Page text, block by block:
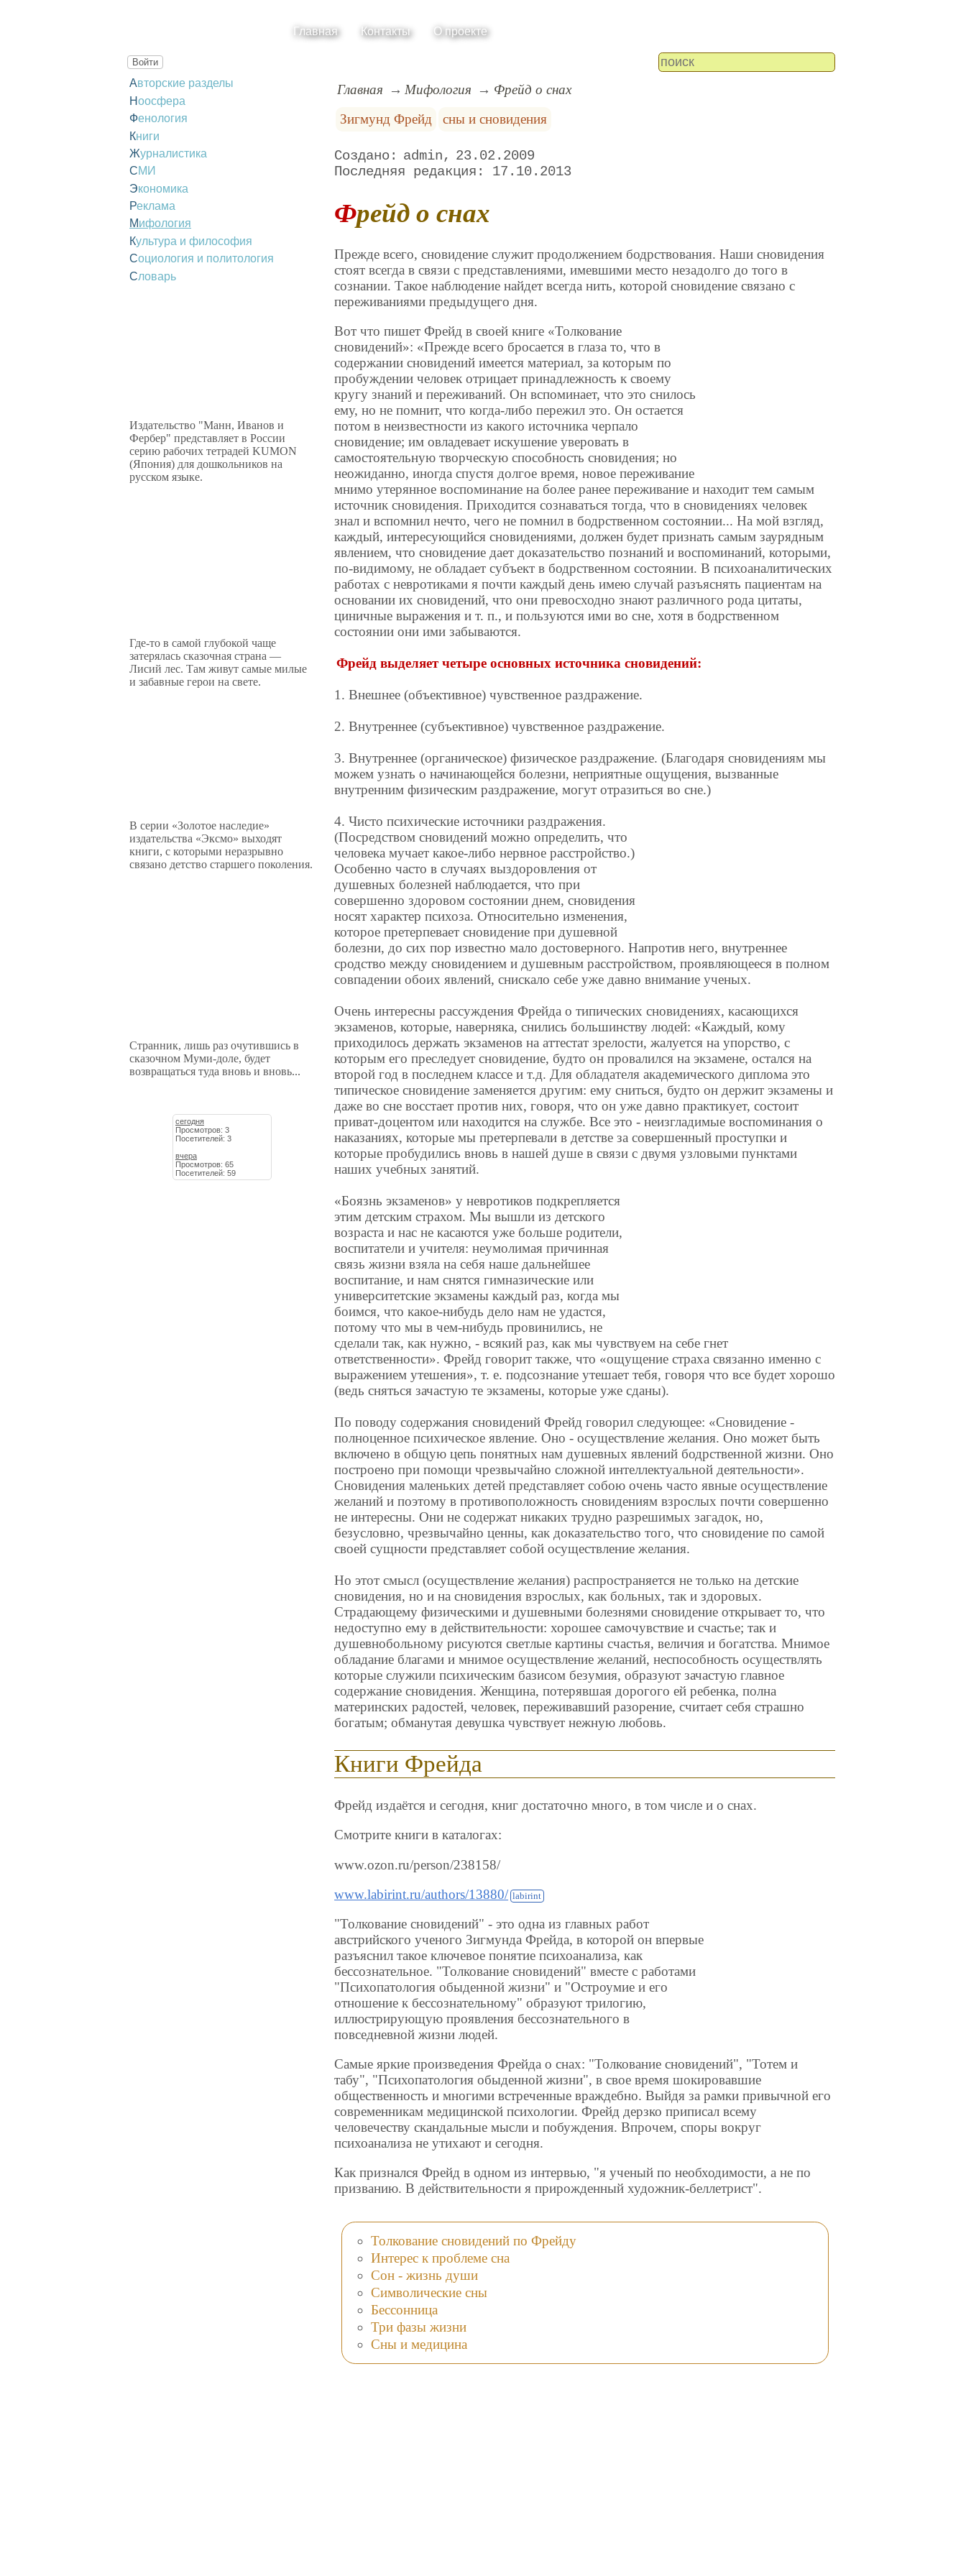
Главная Контакты О проекте
Войти
Авторские разделы
Ноосфера
Фенология
Книги
Журналистика
СМИ
Экономика
Реклама
Мифология
Культура и философия
Социология и политология
Словарь
Издательство "Манн, Иванов и
Фербер" представляет в России
серию рабочих тетрадей KUMON
(Япония) для дошкольников на
русском языке.
Где-то в самой глубокой чаще
затерялась сказочная страна —
Лисий лес. Там живут самые милые
и забавные герои на свете.
В серии «Золотое наследие»
издательства «Эксмо» выходят
книги, с которыми неразрывно
связано детство старшего поколения.
Странник, лишь раз очутившись в
сказочном Муми-доле, будет
возвращаться туда вновь и вновь...
сегодня
Просмотров: 3
Посетителей: 3
вчера
Просмотров: 65
Посетителей: 59
Главная Мифология
Фрейд о снах
Зигмунд Фрейд
сны и сновидения
admin
23.02.2009
17.10.2013
Фрейд о снах
Прежде всего, сновидение служит продолжением бодрствования. Наши сновидения
стоят всегда в связи с представлениями, имевшими место незадолго до того в
сознании. Такое наблюдение найдет всегда нить, которой сновидение связано с
переживаниями предыдущего дня.
Вот что пишет Фрейд в своей книге «Толкование
сновидений»: «Прежде всего бросается в глаза то, что в
содержании сновидений имеется материал, за которым по
пробуждении человек отрицает принадлежность к своему
кругу знаний и переживаний. Он вспоминает, что это снилось
ему, но не помнит, что когда-либо пережил это. Он остается
потом в неизвестности из какого источника черпало
сновидение; им овладевает искушение уверовать в
самостоятельную творческую способность сновидения; но
неожиданно, иногда спустя долгое время, новое переживание
мнимо утерянное воспоминание на более ранее переживание и находит тем самым
источник сновидения. Приходится сознаваться тогда, что в сновидениях человек
знал и вспомнил нечто, чего не помнил в бодрственном состоянии... На мой взгляд,
каждый, интересующийся сновидениями, должен будет признать самым заурядным
явлением, что сновидение дает доказательство познаний и воспоминаний, которыми,
по-видимому, не обладает субъект в бодрственном состоянии. В психоаналитических
работах с невротиками я почти каждый день имею случай разъяснять пациентам на
основании их сновидений, что они превосходно знают различного рода цитаты,
циничные выражения и т. п., и пользуются ими во сне, хотя в бодрственном
состоянии они ими забываются.
Фрейд выделяет четыре основных источника сновидений:
1. Внешнее (объективное) чувственное раздражение.
2. Внутреннее (субъективное) чувственное раздражение.
3. Внутреннее (органическое) физическое раздражение. (Благодаря сновидениям мы
можем узнать о начинающейся болезни, неприятные ощущения, вызванные
внутренним физическим раздражение, могут отразиться во сне.)
4. Чисто психические источники раздражения.
(Посредством сновидений можно определить, что
человека мучает какое-либо нервное расстройство.)
Особенно часто в случаях выздоровления от
душевных болезней наблюдается, что при
совершенно здоровом состоянии днем, сновидения
носят характер психоза. Относительно изменения,
которое претерпевает сновидение при душевной
болезни, до сих пор известно мало достоверного. Напротив него, внутреннее
сродство между сновидением и душевным расстройством, проявляющееся в полном
совпадении обоих явлений, снискало себе уже давно внимание ученых.
Очень интересны рассуждения Фрейда о типических сновидениях, касающихся
экзаменов, которые, наверняка, снились большинству людей: «Каждый, кому
приходилось держать экзаменов на аттестат зрелости, жалуется на упорство, с
которым его преследует сновидение, будто он провалился на экзамене, остался на
второй год в последнем классе и т.д. Для обладателя академического диплома это
типическое сновидение заменяется другим: ему сниться, будто он держит экзамены и
даже во сне восстает против них, говоря, что он уже давно практикует, состоит
приват-доцентом или находится на службе. Все это - неизгладимые воспоминания о
наказаниях, которые мы претерпевали в детстве за совершенный проступки и
которые пробудились вновь в нашей душе в связи с двумя узловыми пунктами
наших учебных занятий.
«Боязнь экзаменов» у невротиков подкрепляется
этим детским страхом. Мы вышли из детского
возраста и нас не касаются уже больше родители,
воспитатели и учителя: неумолимая причинная
связь жизни взяла на себя наше дальнейшее
воспитание, и нам снятся гимназические или
университетские экзамены каждый раз, когда мы
боимся, что какое-нибудь дело нам не удастся,
потому что мы в чем-нибудь провинились, не
сделали так, как нужно, - всякий раз, как мы чувствуем на себе гнет
ответственности». Фрейд говорит также, что «ощущение страха связанно именно с
выражением утешения», т. е. подсознание утешает тебя, говоря что все будет хорошо
(ведь сняться зачастую те экзамены, которые уже сданы).
По поводу содержания сновидений Фрейд говорил следующее: «Сновидение -
полноценное психическое явление. Оно - осуществление желания. Оно может быть
включено в общую цепь понятных нам душевных явлений бодрственной жизни. Оно
построено при помощи чрезвычайно сложной интеллектуальной деятельности».
Сновидения маленьких детей представляет собою очень часто явные осуществление
желаний и поэтому в противоположность сновидениям взрослых почти совершенно
не интересны. Они не содержат никаких трудно разрешимых загадок, но,
безусловно, чрезвычайно ценны, как доказательство того, что сновидение по самой
своей сущности представляет собой осуществление желания.
Но этот смысл (осуществление желания) распространяется не только на детские
сновидения, но и на сновидения взрослых, как больных, так и здоровых.
Страдающему физическими и душевными болезнями сновидение открывает то, что
недоступно ему в действительности: хорошее самочувствие и счастье; так и
душевнобольному рисуются светлые картины счастья, величия и богатства. Мнимое
обладание благами и мнимое осуществление желаний, неспособность осуществлять
которые служили психическим базисом безумия, образуют зачастую главное
содержание сновидения. Женщина, потерявшая дорогого ей ребенка, полна
материнских радостей, человек, переживавший разорение, считает себя страшно
богатым; обманутая девушка чувствует нежную любовь.
Книги Фрейда
Фрейд издаётся и сегодня, книг достаточно много, в том числе и о снах.
Смотрите книги в каталогах:
www.ozon.ru/person/238158/
www.labirint.ru/authors/13880/
"Толкование сновидений" - это одна из главных работ
австрийского ученого Зигмунда Фрейда, в которой он впервые
разъяснил такое ключевое понятие психоанализа, как
бессознательное. "Толкование сновидений" вместе с работами
"Психопатология обыденной жизни" и "Остроумие и его
отношение к бессознательному" образуют трилогию,
иллюстрирующую проявления бессознательного в
повседневной жизни людей.
Самые яркие произведения Фрейда о снах: "Толкование сновидений", "Тотем и
табу", "Психопатология обыденной жизни", в свое время шокировавшие
общественность и многими встреченные враждебно. Выйдя за рамки привычной его
современникам медицинской психологии. Фрейд дерзко приписал всему
человечеству скандальные мысли и побуждения. Впрочем, споры вокруг
психоанализа не утихают и сегодня.
Как признался Фрейд в одном из интервью, "я ученый по необходимости, а не по
призванию. В действительности я прирожденный художник-беллетрист".
Толкование сновидений по Фрейду
Интерес к проблеме сна
Сон - жизнь души
Символические сны
Бессонница
Три фазы жизни
Сны и медицина